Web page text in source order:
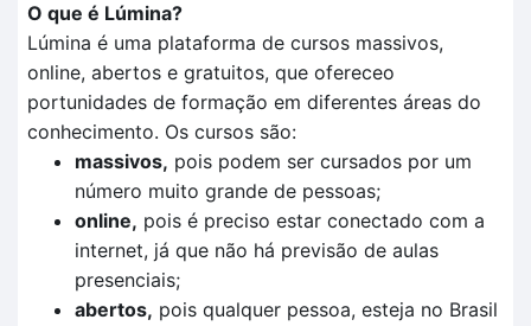
O que é Lúmina?
Lúmina é uma plataforma de cursos massivos,
online, abertos e gratuitos, que ofereceo
portunidades de formação em diferentes áreas do
conhecimento. Os cursos são:
massivos, pois podem ser cursados por um
número muito grande de pessoas;
online, pois é preciso estar conectado com a
internet, já que não há previsão de aulas
presenciais;
abertos, pois qualquer pessoa, esteja no Brasil